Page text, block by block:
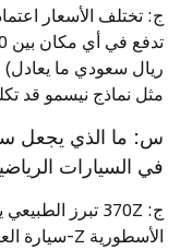
ج: تختلف الأسعار
ريال سعودي ما يعادل)
مثل نماذج نيسمو قد
في السيارات
الأسطورية Z-سيارة العائلة. انها الخالدة مزيج من الأداء و التراث.